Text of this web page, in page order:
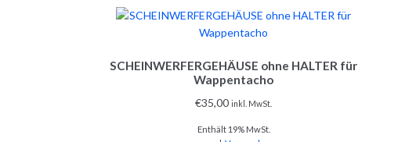
SCHEINWERFERGEHÄUSE ohne HALTER für
Wappentacho
€35,00 inkl. MwSt.
Enthält 19% MwSt.